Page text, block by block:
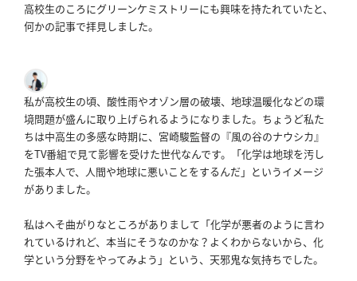
ト
社
概
要
高校生のころにグリーンケミストリーにも興味を持たれていたと、
何かの記事で拝見しました。
私が高校生の頃、酸性雨やオゾン層の破壊、地球温暖化などの環
境問題が盛んに取り上げられるようになりました。 ちょうど私た
ちは中高生の多感な時期に、宮崎駿監督の『風の谷のナウシカ』
をTV番組で見て影響を受けた世代なんです。
「化学は地球を汚し
た張本人で、人間や地球に悪いことをするんだ」というイメージ
がありました。
私はへそ曲がりなところがありまして「化学が悪者のように言わ
れているけれど、本当にそうなのかな？よくわからないから、化
学という分野をやってみよう」という、天邪鬼な気持ちでした。